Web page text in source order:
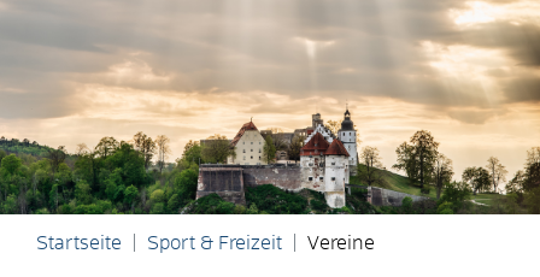
Startseite Sport & Freizeit Vereine